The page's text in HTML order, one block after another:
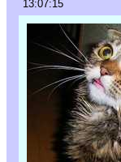
13:07:15